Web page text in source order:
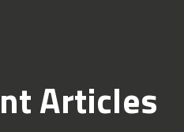
Articles